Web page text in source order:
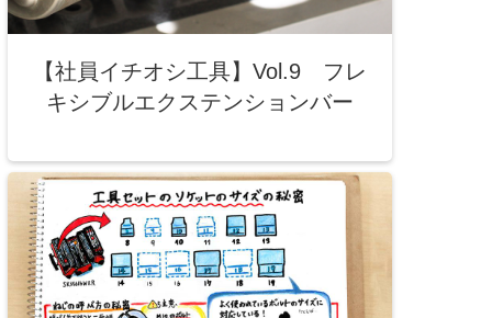
【社員イチオシ工具】Vol.9 フレ
キシブルエクステンションバー